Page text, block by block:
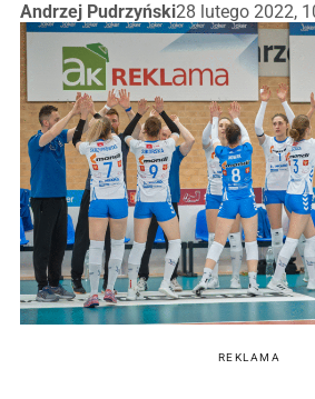
Andrzej Pudrzyński28 lutego 2022,
REKLAMA